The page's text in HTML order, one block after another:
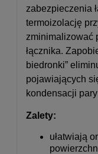
zabezpieczenia
termoizolację
zminimalizować
łącznika.
biedronki”
pojawiających
kondensacji
Zalety:
ułatwiają